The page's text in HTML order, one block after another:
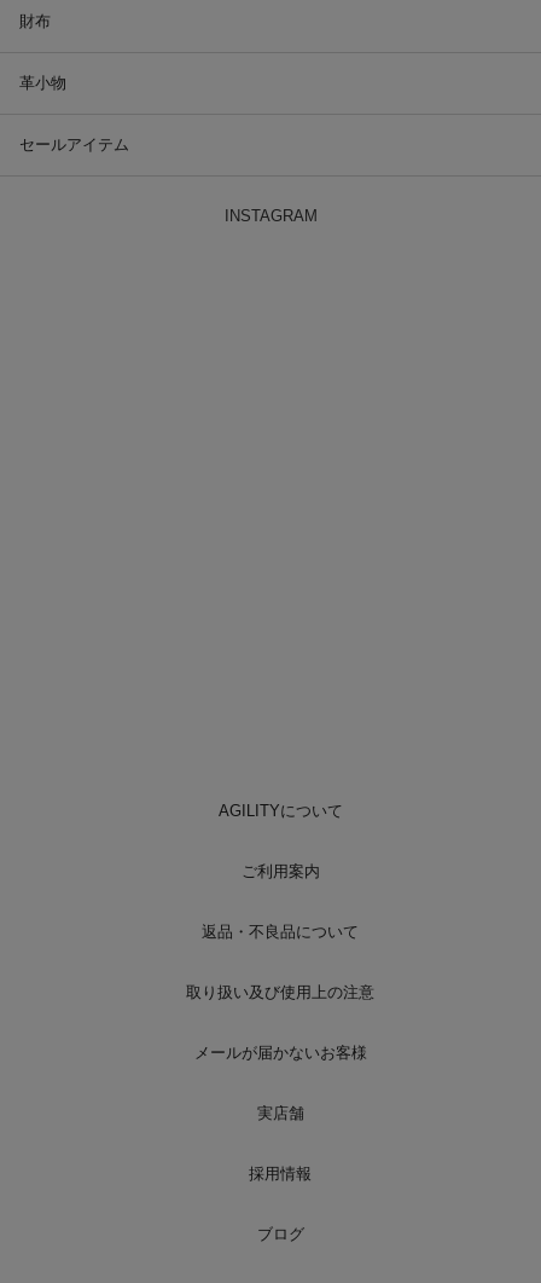
財布
革小物
セールアイテム
INSTAGRAM
AGILITYについて
ご利用案内
返品・不良品について
取り扱い及び使用上の注意
メールが届かないお客様
実店舗
採用情報
ブログ